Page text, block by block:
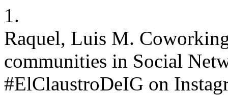
1.
Raquel, Luis M.
communities in Social
#ElClaustroDeIG on